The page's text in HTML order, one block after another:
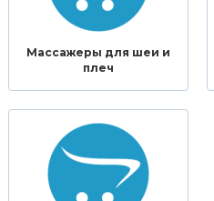
Массажеры для шеи и
плеч